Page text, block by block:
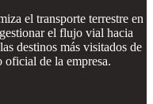
el transporte terrestre en
el flujo vial hacia
destinos más visitados de
oficial de la empresa.